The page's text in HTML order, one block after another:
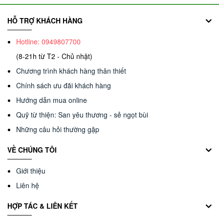
HỖ TRỢ KHÁCH HÀNG
Hotline: 0949807700
(8-21h từ T2 - Chủ nhật)
Chương trình khách hàng thân thiết
Chính sách ưu đãi khách hàng
Hướng dẫn mua online
Quỹ từ thiện: San yêu thương - sẻ ngọt bùi
Những câu hỏi thường gặp
VỀ CHÚNG TÔI
Giới thiệu
Liên hệ
HỢP TÁC & LIÊN KẾT